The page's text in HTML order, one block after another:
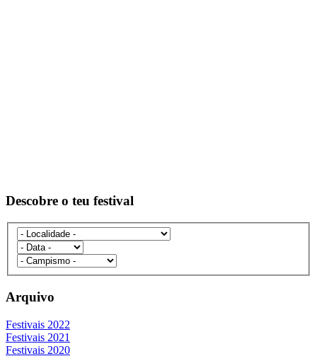
Descobre o teu festival
Arquivo
Festivais 2022
Festivais 2021
Festivais 2020